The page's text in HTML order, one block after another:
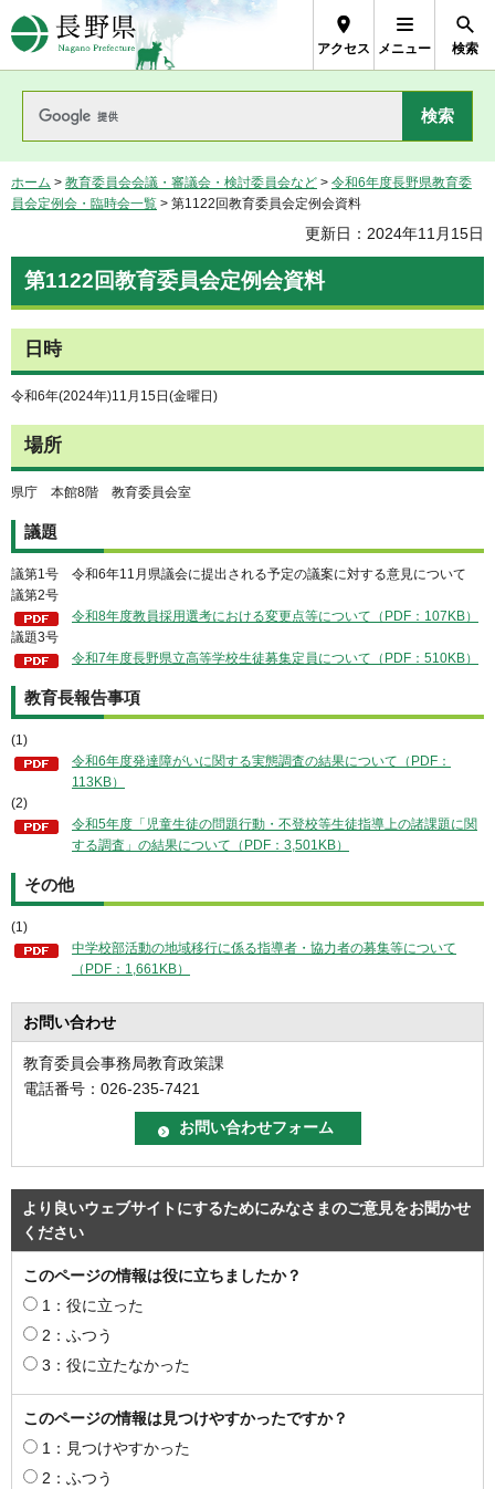
長野県Nagano Prefecture
アクセス メニュー 検索
ホーム > 教育委員会会議・審議会・検討委員会など > 令和6年度長野県教育委
員会定例会・臨時会一覧 > 第1122回教育委員会定例会資料
更新日：2024年11月15日
第1122回教育委員会定例会資料
日時
令和6年(2024年)11月15日(金曜日)
場所
県庁 本館8階 教育委員会室
議題
議第1号 令和6年11月県議会に提出される予定の議案に対する意見について
議第2号
令和8年度教員採用選考における変更点等について（PDF：107KB）
議題3号
令和7年度長野県立高等学校生徒募集定員について（PDF：510KB）
教育長報告事項
(1)
令和6年度発達障がいに関する実態調査の結果について（PDF：
113KB）
(2)
令和5年度「児童生徒の問題行動・不登校等生徒指導上の諸課題に関
する調査」の結果について（PDF：3,501KB）
その他
(1)
中学校部活動の地域移行に係る指導者・協力者の募集等について
（PDF：1,661KB）
お問い合わせ
教育委員会事務局教育政策課
電話番号：026-235-7421
より良いウェブサイトにするためにみなさまのご意見をお聞かせ
ください
このページの情報は役に立ちましたか？
1：役に立った
2：ふつう
3：役に立たなかった
このページの情報は見つけやすかったですか？
1：見つけやすかった
2：ふつう